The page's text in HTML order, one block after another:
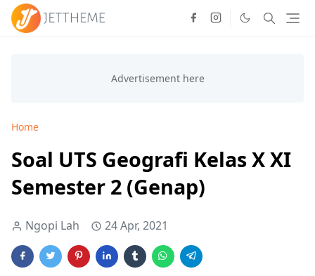
Home
Soal UTS Geografi Kelas X XI
Semester 2 (Genap)
Ngopi Lah 24 Apr, 2021